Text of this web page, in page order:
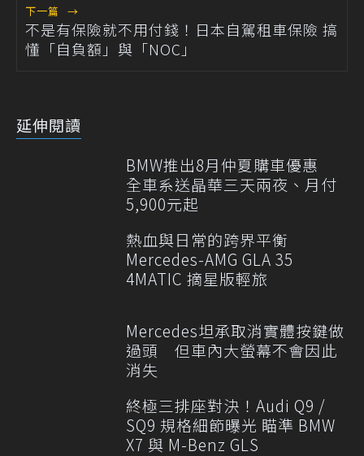
下一篇 →
不是有保險就不用付錢！日本自駕租車保險 搞
懂「自負額」與「NOC」
延伸閱讀
BMW推出8月仲夏購車優惠
全車系送晶華三天兩夜、月付
5,900元起
熱血與日常的跨界平衡
Mercedes-AMG GLA 35
4MATIC 摘星版輕旅
Mercedes坦承取消實體按鍵做
過頭 但車內大螢幕不會因此
消失
終極三排座對決！Audi Q9 /
SQ9 規格細節曝光 瞄準 BMW
X7 與 M-Benz GLS